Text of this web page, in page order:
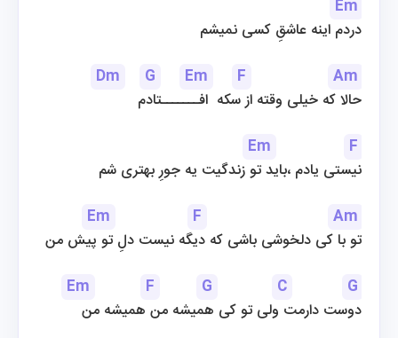
Em
دردم اینه عاشقِ کسی نمیشم
Dm
G Em F
Am
حالا که خیلی وقته از سکه  افـــــــتادم
Em
F
نیستی یادم ،باید تو زندگیت یه جورِ بهتری شم
Em
F
Am
تو با کی دلخوشی باشی که دیگه نیست دلِ تو پیش من
Em
F G C
G
دوست دارمت ولی تو کی همیشه من همیشه من